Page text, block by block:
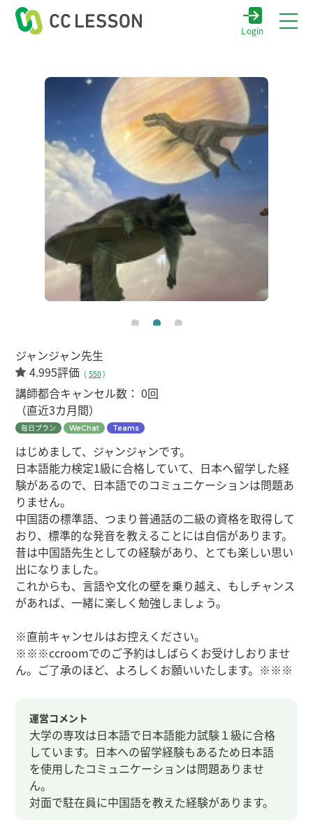
Login
ジャンジャン先生
4.995評価 ( 550)
講師都合キャンセル数：0回
（直近3カ月間）
毎日プラン WeChat Teams
はじめまして、ジャンジャンです。
日本語能力検定1級に合格していて、日本へ留学した経
験があるので、日本語でのコミュニケーションは問題あ
りません。
中国語の標準語、つまり普通話の二級の資格を取得して
おり、標準的な発音を教えることには自信があります。
昔は中国語先生としての経験があり、とても楽しい思い
出になりました。
これからも、言語や文化の壁を乗り越え、もしチャンス
があれば、一緒に楽しく勉強しましょう。
※直前キャンセルはお控えください。
※※※ccroomでのご予約はしばらくお受けしおりませ
ん。ご了承のほど、よろしくお願いいたします。※※※
運営コメント
大学の専攻は日本語で日本語能力試験１級に合格
しています。日本への留学経験もあるため日本語
を使用したコミュニケーションは問題ありませ
ん。
対面で駐在員に中国語を教えた経験があります。